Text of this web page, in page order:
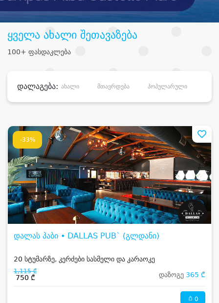
ყველა ახალი შეთავაზება
100+ ფასდაკლება
დალაგება: ახალი მთავრდება პოპულარული
-33%
დალას პაბი • DALLAS PUB` (გლდანი)
20 სტუმარზე, კერძები სასმელი და კარაოკე
1,115 ₾
750 ₾ დაზოგე 365 ₾
0